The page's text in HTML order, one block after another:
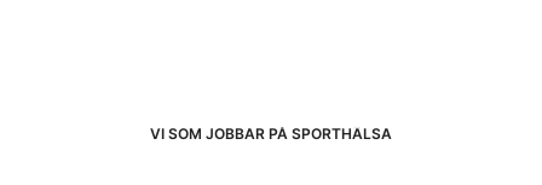
VI SOM JOBBAR PÅ SPORTHÄLSA